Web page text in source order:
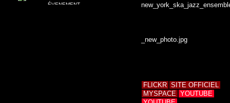
ÉVENEMENT.
FLICKR SITE OFFICIEL
MYSPACE YOUTUBE